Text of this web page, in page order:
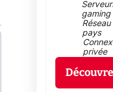
gaming
pays
privée